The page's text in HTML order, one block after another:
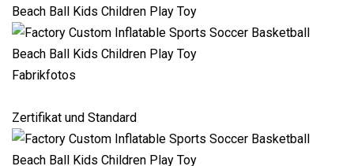
Fabrikfotos
Zertifikat und Standard